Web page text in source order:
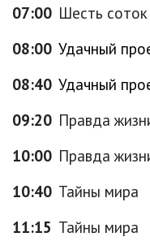
07:00 Шесть соток
08:00 Удачный
08:40 Удачный
09:20 Правда
10:00 Правда
10:40 Тайны мира
11:15 Тайны мира